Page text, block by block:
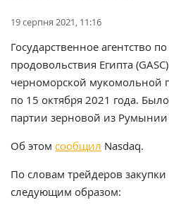
19 серпня 2021, 11:16
Государственное агентство
продовольствия Египта (GASC)
черноморской мукомольной
по 15 октября 2021 года.
партии зерновой из
Об этом сообщил Nasdaq.
По словам трейдеров
следующим образом: